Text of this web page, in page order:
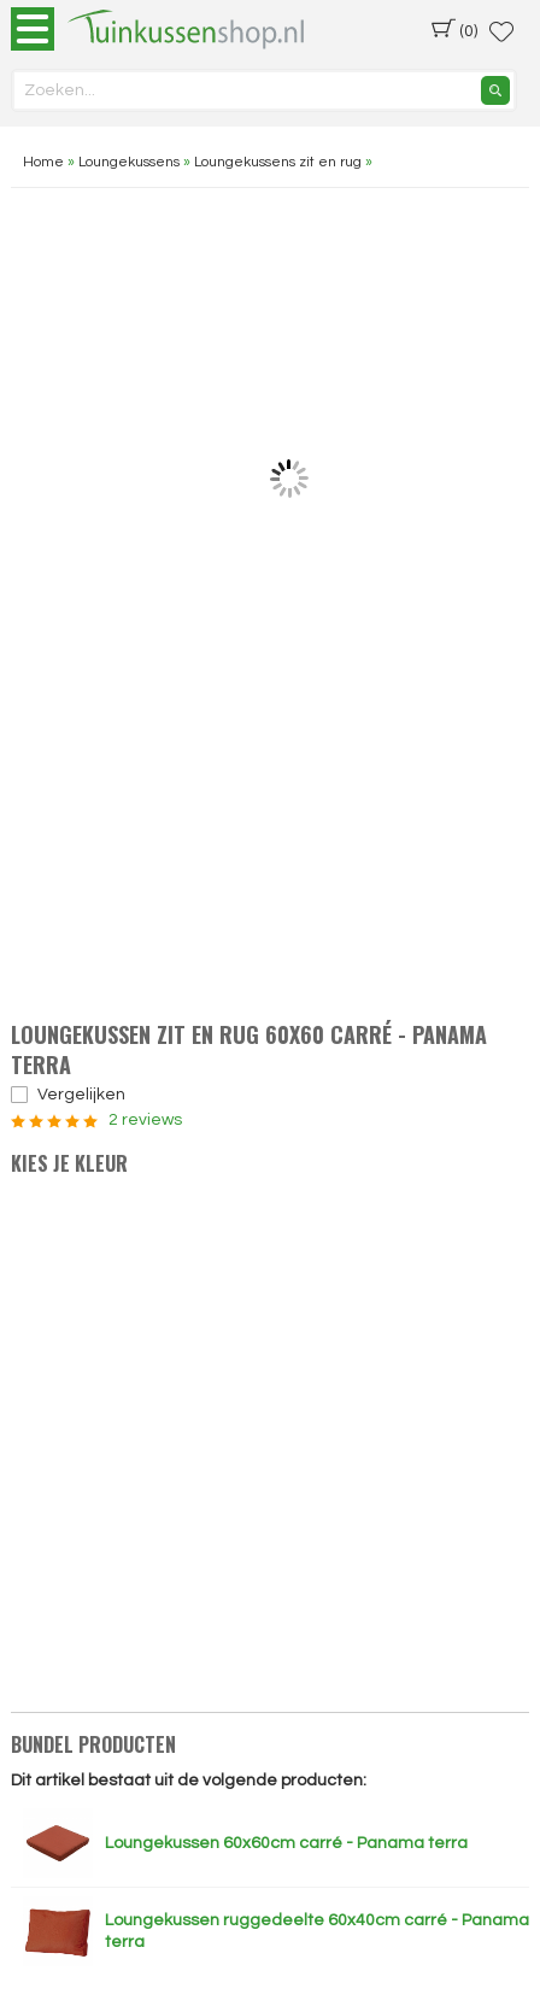
(0)
Home » Loungekussens» Loungekussens zit en rug »
LOUNGEKUSSEN ZIT EN RUG 60X60 CARRÉ - PANAMA
TERRA
Vergelijken
2 reviews
KIES JE KLEUR
BUNDEL PRODUCTEN
Dit artikel bestaat uit de volgende producten:
Loungekussen 60x60cm carré - Panama terra
Loungekussen ruggedeelte 60x40cm carré - Panama
terra